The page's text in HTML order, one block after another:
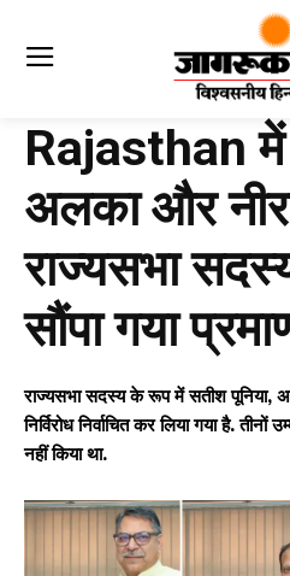
Rajasthan में
अलका और
राज्यसभा
सौंपा गया
राज्यसभा सदस्य के रूप में सतीश पूनिया,
निर्विरोध निर्वाचित कर लिया गया है.
नहीं किया था.